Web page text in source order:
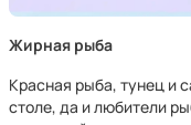
Жирная рыба
Красная рыба, тунец и
столе, да и любители